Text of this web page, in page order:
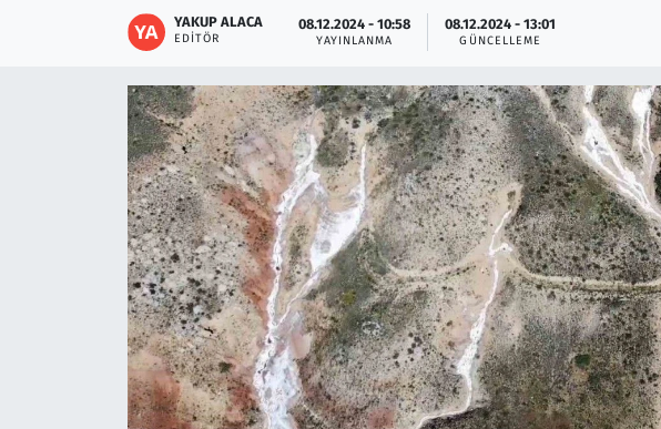
YAKUP ALACA
EDITÖR
08.12.2024 - 10:58
YAYINLANMA
08.12.2024 - 13:01
GÜNCELLEME